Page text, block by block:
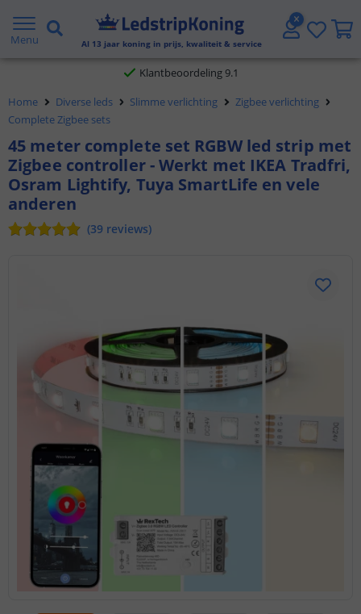
Menu Al 13 jaar koning in prijs, kwaliteit & service
Gratis verzending vanaf € 20,- NL en BE
Klantbeoordeling 9.1
Voor 23:45 uur besteld,morgen in huis
Home Diverse leds Slimme verlichting
Zigbee verlichting
Complete Zigbee sets
45 meter complete set RGBW led strip met
Zigbee controller - Werkt met IKEA Tradfri,
Osram Lightify, Tuya SmartLife en vele
anderen
(39 reviews)